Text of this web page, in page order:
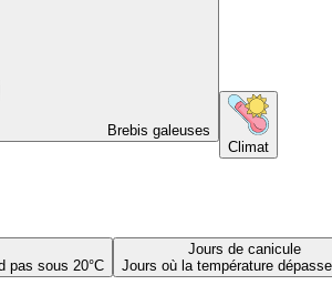
Brebis galeuses
Climat
pas sous 20°C
Jours de canicule
Jours où la température